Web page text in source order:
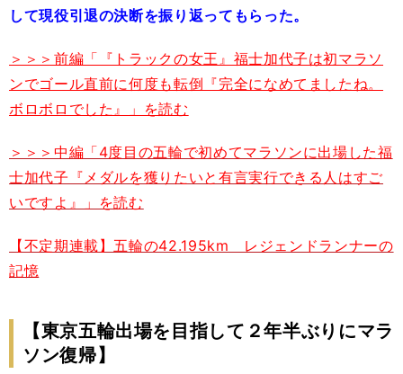
して現役引退の決断を振り返ってもらった。
＞＞＞前編「『トラックの女王』福士加代子は初マラソ
ンでゴール直前に何度も転倒『完全になめてましたね。
ボロボロでした』」を読む
＞＞＞中編「4度目の五輪で初めてマラソンに出場した福
士加代子『メダルを獲りたいと有言実行できる人はすご
いですよ』」を読む
【不定期連載】五輪の42.195km レジェンドランナーの
記憶
【東京五輪出場を目指して２年半ぶりにマラ
ソン復帰】